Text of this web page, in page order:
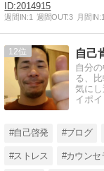
2014915
週間IN:1 週間OUT:3 月間IN:1
12 自己
自分
る、
気に
イポ
#自己啓発 #ブログ
#ストレス #カウンセ